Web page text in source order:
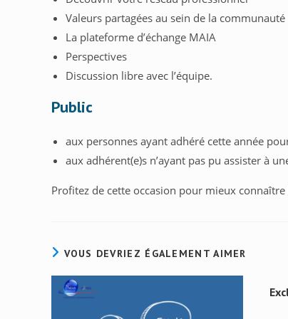
Valeurs partagées au sein de la communauté
La plateforme d’échange MAIA
Perspectives
Discussion libre avec l’équipe.
Public
aux personnes ayant adhéré cette année
aux adhérent(e)s n’ayant pas pu assister à
Profitez de cette occasion pour mieux
VOUS DEVRIEZ ÉGALEMENT AIMER